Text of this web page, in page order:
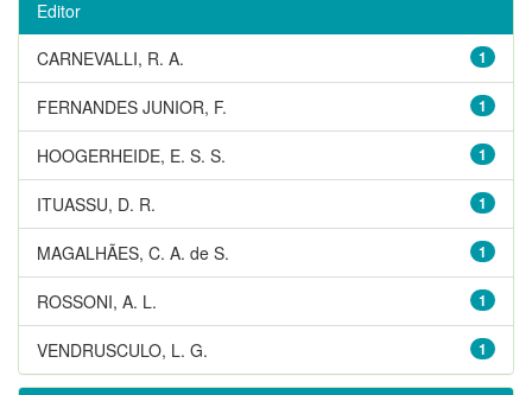
Editor
1
CARNEVALLI, R. A.
1
FERNANDES JUNIOR, F.
1
HOOGERHEIDE, E. S. S.
1
ITUASSU, D. R.
1
MAGALHÃES, C. A. de S.
1
ROSSONI, A. L.
1
VENDRUSCULO, L. G.